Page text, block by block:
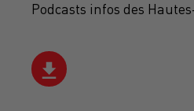
Podcasts infos des